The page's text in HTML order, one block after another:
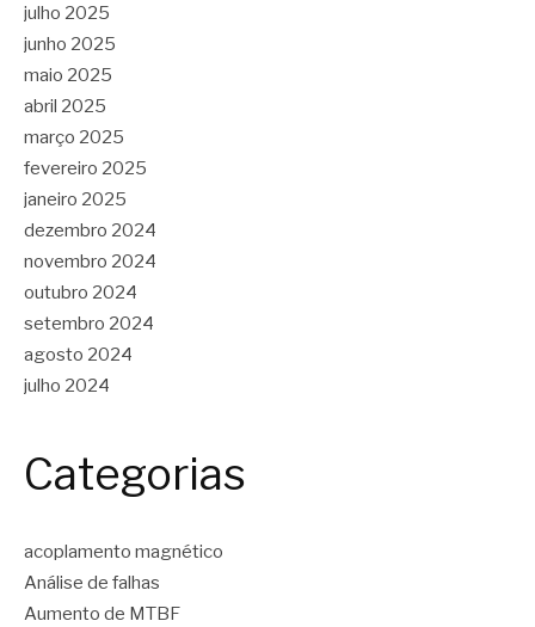
julho 2025
junho 2025
maio 2025
abril 2025
março 2025
fevereiro 2025
janeiro 2025
dezembro 2024
novembro 2024
outubro 2024
setembro 2024
agosto 2024
julho 2024
Categorias
acoplamento magnético
Análise de falhas
Aumento de MTBF